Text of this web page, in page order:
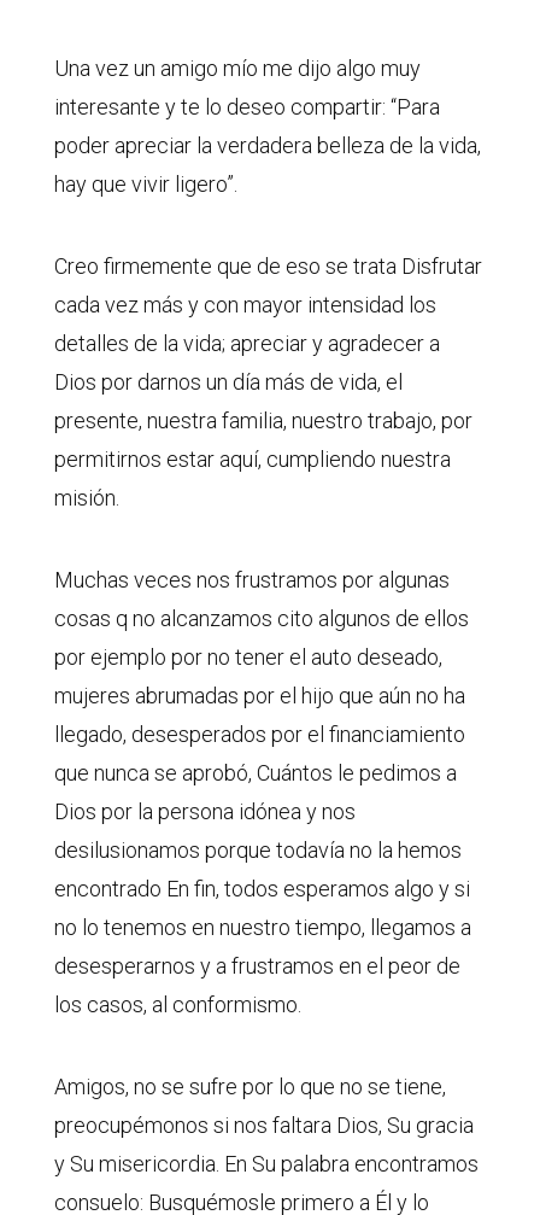
Una vez un amigo mío me dijo algo muy
interesante y te lo deseo compartir: “Para
poder apreciar la verdadera belleza de la vida,
hay que vivir ligero”.
Creo firmemente que de eso se trata Disfrutar
cada vez más y con mayor intensidad los
detalles de la vida; apreciar y agradecer a
Dios por darnos un día más de vida, el
presente, nuestra familia, nuestro trabajo, por
permitirnos estar aquí, cumpliendo nuestra
misión.
Muchas veces nos frustramos por algunas
cosas q no alcanzamos cito algunos de ellos
por ejemplo por no tener el auto deseado,
mujeres abrumadas por el hijo que aún no ha
llegado, desesperados por el financiamiento
que nunca se aprobó, Cuántos le pedimos a
Dios por la persona idónea y nos
desilusionamos porque todavía no la hemos
encontrado En fin, todos esperamos algo y si
no lo tenemos en nuestro tiempo, llegamos a
desesperarnos y a frustramos en el peor de
los casos, al conformismo.
Amigos, no se sufre por lo que no se tiene,
preocupémonos si nos faltara Dios, Su gracia
y Su misericordia. En Su palabra encontramos
consuelo: Busquémosle primero a Él y lo